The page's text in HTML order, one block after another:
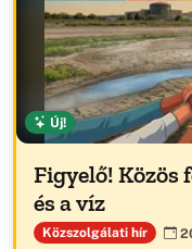
Új!
Figyelő! Közös
és a víz
Közszolgálati hír